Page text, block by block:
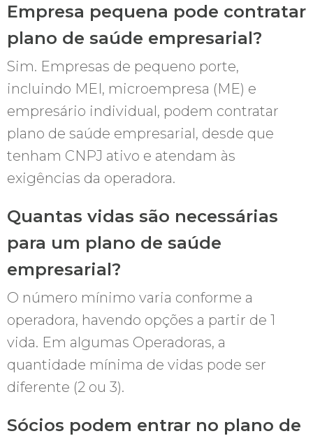
Empresa pequena pode contratar
plano de saúde empresarial?
Sim. Empresas de pequeno porte,
incluindo MEI, microempresa (ME) e
empresário individual, podem contratar
plano de saúde empresarial, desde que
tenham CNPJ ativo e atendam às
exigências da operadora.
Quantas vidas são necessárias
para um plano de saúde
empresarial?
O número mínimo varia conforme a
operadora, havendo opções a partir de 1
vida. Em algumas Operadoras, a
quantidade mínima de vidas pode ser
diferente (2 ou 3).
Sócios podem entrar no plano de